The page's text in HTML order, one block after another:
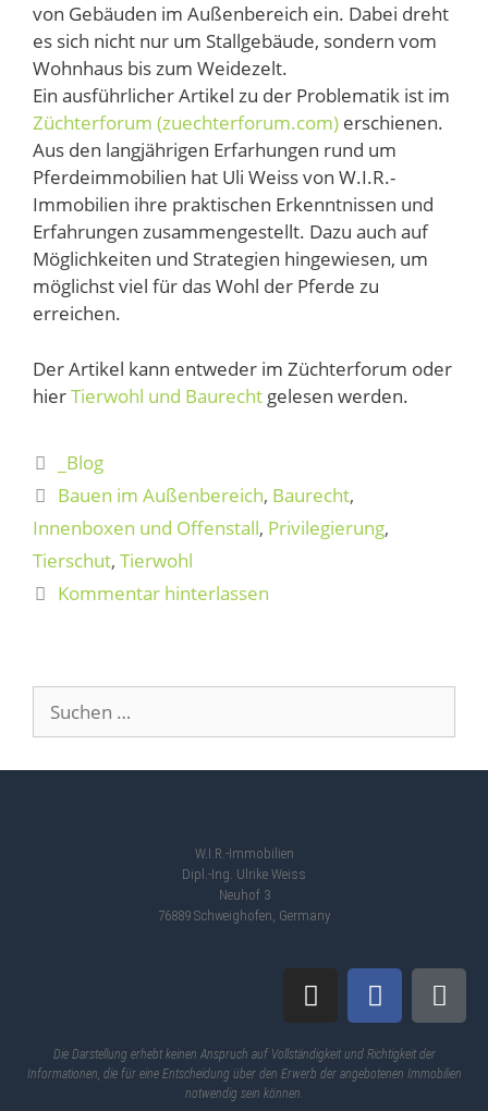
von Gebäuden im Außenbereich ein. Dabei dreht
es sich nicht nur um Stallgebäude, sondern vom
Wohnhaus bis zum Weidezelt.
Ein ausführlicher Artikel zu der Problematik ist im
Züchterforum (zuechterforum.com) erschienen.
Aus den langjährigen Erfarhungen rund um
Pferdeimmobilien hat Uli Weiss von W.I.R.-
Immobilien ihre praktischen Erkenntnissen und
Erfahrungen zusammengestellt. Dazu auch auf
Möglichkeiten und Strategien hingewiesen, um
möglichst viel für das Wohl der Pferde zu
erreichen.
Der Artikel kann entweder im Züchterforum oder
hierTierwohl und Baurecht gelesen werden.
_Blog
Bauen im Außenbereich, Baurecht,
Innenboxen und Offenstall, Privilegierung,
Tierschut, Tierwohl
Kommentar hinterlassen
W.I.R.-Immobilien
Dipl.-Ing. Ulrike Weiss
Neuhof 3
76889 Schweighofen, Germany
Die Darstellung erhebt keinen Anspruch auf Vollständigkeit und Richtigkeit der
Informationen, die für eine Entscheidung über den Erwerb der angebotenen Immobilien
notwendig sein können.